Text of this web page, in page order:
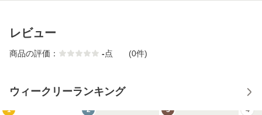
レビュー
商品の評価： -点 (0件)
ウィークリーランキング
1 2 3 4